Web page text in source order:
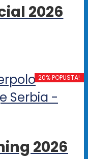
2026
20% POPUSTA!
2026